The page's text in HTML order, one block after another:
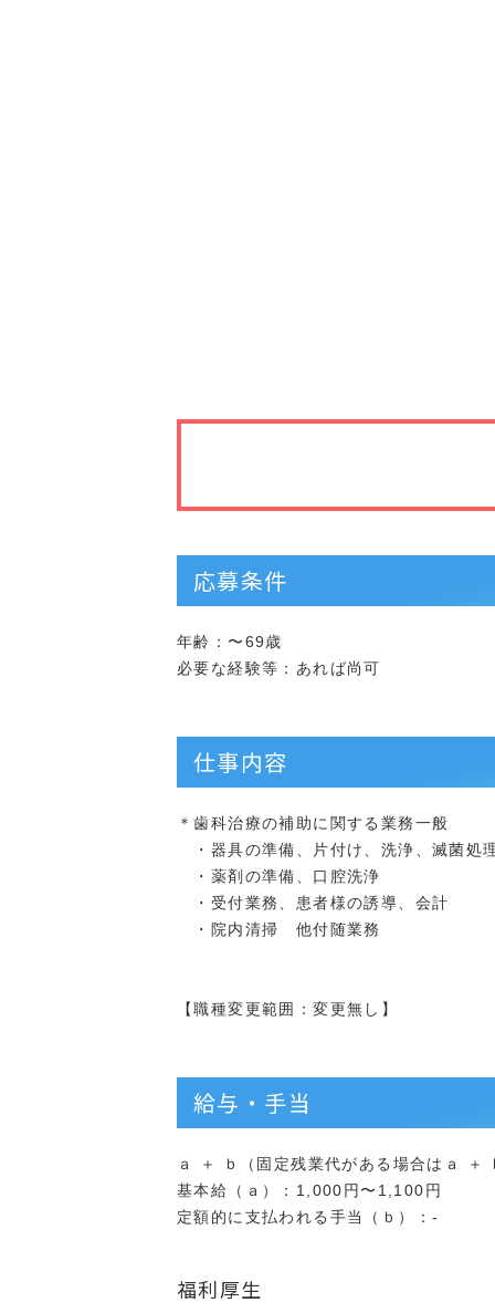
応募条件
年齢：〜69歳
必要な経験等：あれば尚可
仕事内容
＊歯科治療の補助に関する業務一般
・器具の準備、片付け、洗浄、滅菌処
・薬剤の準備、口腔洗浄
・受付業務、患者様の誘導、会計
・院内清掃 他付随業務
【職種変更範囲：変更無し】
給与・手当
ａ ＋ ｂ（固定残業代がある場合はａ
基本給（ａ）：1,000円〜1,100円
定額的に支払われる手当（ｂ）：-
福利厚生